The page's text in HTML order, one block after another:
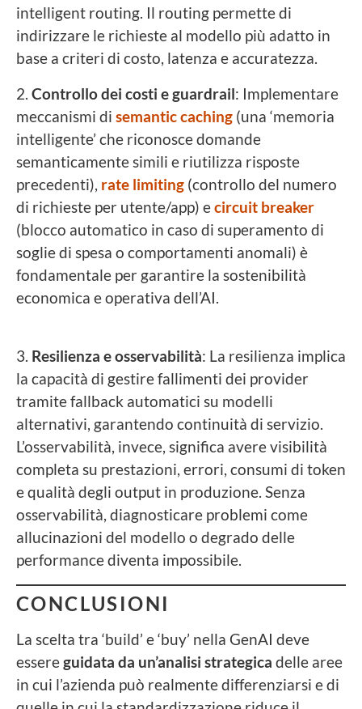
intelligent routing. Il routing permette di
indirizzare le richieste al modello più adatto in
base a criteri di costo, latenza e accuratezza.
2. Controllo dei costi e guardrail: Implementare
meccanismi di semantic caching (una ‘memoria
intelligente’ che riconosce domande
semanticamente simili e riutilizza risposte
precedenti), rate limiting (controllo del numero
di richieste per utente/app) ecircuit breaker
(blocco automatico in caso di superamento di
soglie di spesa o comportamenti anomali) è
fondamentale per garantire la sostenibilità
economica e operativa dell’AI.
3. Resilienza e osservabilità: La resilienza implica
la capacità di gestire fallimenti dei provider
tramite fallback automatici su modelli
alternativi, garantendo continuità di servizio.
L’osservabilità, invece, significa avere visibilità
completa su prestazioni, errori, consumi di token
e qualità degli output in produzione. Senza
osservabilità, diagnosticare problemi come
allucinazioni del modello o degrado delle
performance diventa impossibile.
CONCLUSIONI
La scelta tra ‘build’ e ‘buy’ nella GenAI deve
essereguidata da un’analisi strategica delle aree
in cui l’azienda può realmente differenziarsi e di